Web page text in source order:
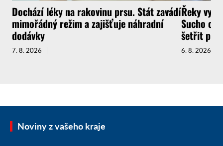
Dochází léky na rakovinu prsu. Stát zavádí
mimořádný režim a zajišťuje náhradní
dodávky
7. 8. 2026
Řeky
Sucho
šetřit
6. 8. 2026
Noviny z vašeho kraje